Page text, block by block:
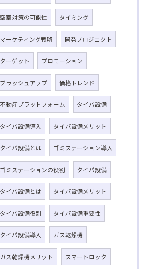
空室対策の可能性 タイミング
マーケティング戦略 開発プロジェクト
ターゲット プロモーション
ブラッシュアップ 価格トレンド
不動産プラットフォーム タイバ設備
タイバ設備導入 タイバ設備メリット
タイバ設備とは ゴミステーション導入
ゴミステーションの役割 タイパ設備
タイパ設備とは タイパ設備メリット
タイパ設備役割 タイパ設備重要性
タイパ設備導入 ガス乾燥機
ガス乾燥機メリット スマートロック